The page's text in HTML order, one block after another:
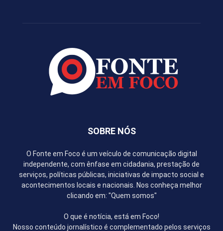
SOBRE NÓS
O Fonte em Foco é um veículo de comunicação digital
independente, com ênfase em cidadania, prestação de
serviços, políticas públicas, iniciativas de impacto social e
acontecimentos locais e nacionais. Nos conheça melhor
clicando em: "Quem somos"
O que é notícia, está em Foco!
Nosso conteúdo jornalístico é complementado pelos serviços